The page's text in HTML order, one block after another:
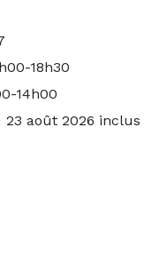
18h30
14h00
23 août 2026 inclus